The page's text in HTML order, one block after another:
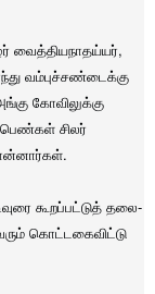
வைத்தியநாதய்யர்,
வம்புச்சண்டைக்கு
கோவிலுக்கு
சிலர்
கூறப்பட்டுத் தலை-
கொட்டகைவிட்டு